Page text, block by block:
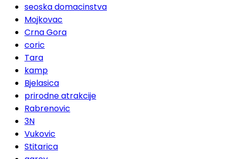
seoska domacinstva
Mojkovac
Crna Gora
coric
Tara
kamp
Bjelasica
prirodne atrakcije
Rabrenovic
3N
Vukovic
Stitarica